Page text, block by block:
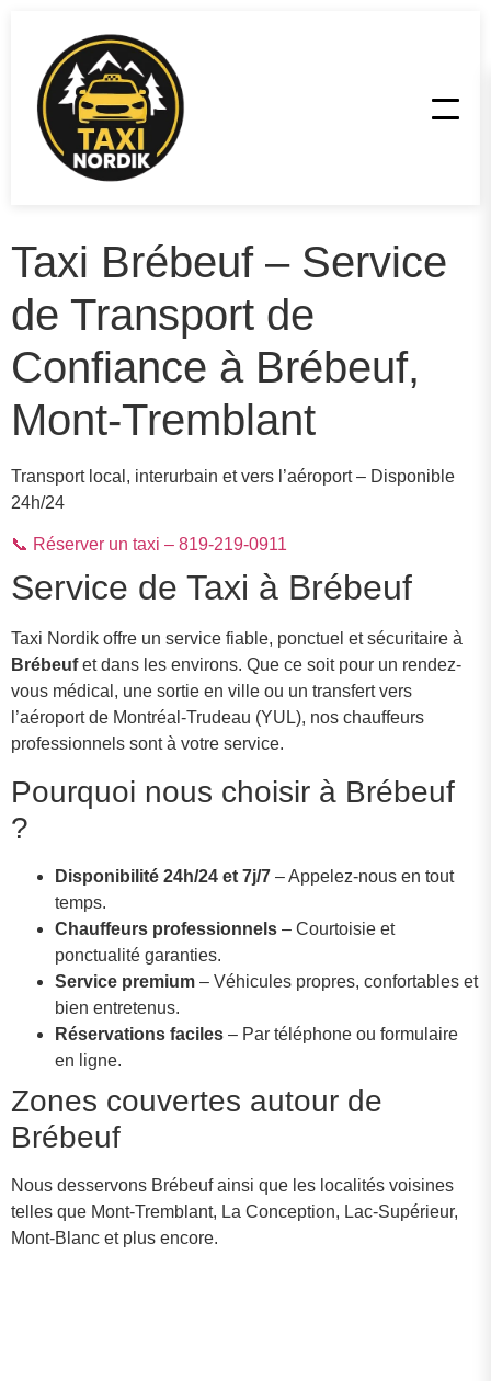
Taxi Brébeuf – Service
de Transport de
Confiance à Brébeuf,
Mont-Tremblant
Transport local, interurbain et vers l’aéroport – Disponible
24h/24
📞 Réserver un taxi – 819-219-0911
Service de Taxi à Brébeuf
Taxi Nordik offre un service fiable, ponctuel et sécuritaire à
Brébeufet dans les environs. Que ce soit pour un rendez-
vous médical, une sortie en ville ou un transfert vers
l’aéroport de Montréal-Trudeau (YUL), nos chauffeurs
professionnels sont à votre service.
Pourquoi nous choisir à Brébeuf
?
Disponibilité 24h/24 et 7j/7 – Appelez-nous en tout
temps.
Chauffeurs professionnels – Courtoisie et
ponctualité garanties.
Service premium – Véhicules propres, confortables et
bien entretenus.
Réservations faciles – Par téléphone ou formulaire
en ligne.
Zones couvertes autour de
Brébeuf
Nous desservons Brébeuf ainsi que les localités voisines
telles que Mont-Tremblant, La Conception, Lac-Supérieur,
Mont-Blanc et plus encore.